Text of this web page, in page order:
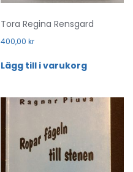
Tora Regina Rensgard
400,00kr
Lägg till i varukorg